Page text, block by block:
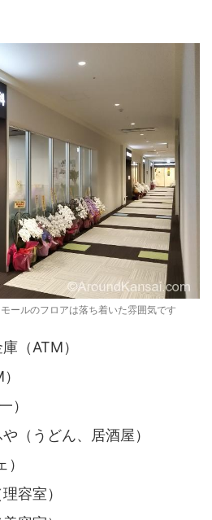
ールのフロアは落ち着いた雰囲気です
（ATM）
）
（うどん、居酒屋）
容室）